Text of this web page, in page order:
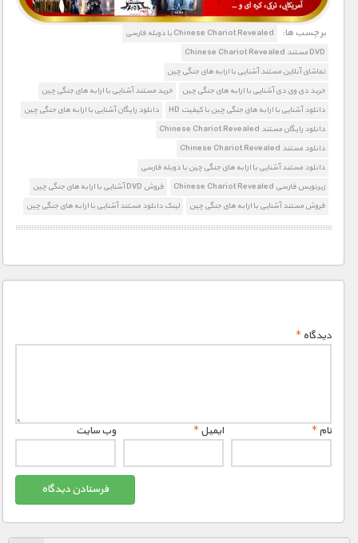
برچسب ها:
Chinese Chariot Revealed با دوبله فارسی
DVD مستند Chinese Chariot Revealed
تماشای آنلاین مستند آشنایی با ارابه های جنگی چین
خرید دی وی دی آشنایی با ارابه های جنگی چین
خرید مستند آشنایی با ارابه های جنگی چین
دانلود آشنایی با ارابه های جنگی چین با کیفیت HD
دانلود رایگان آشنایی با ارابه های جنگی چین
دانلود رایگان مستند Chinese Chariot Revealed
دانلود مستند Chinese Chariot Revealed
دانلود مستند آشنایی با ارابه های جنگی چین با دوبله فارسی
زیرنویس فارسی Chinese Chariot Revealed
فروش DVD آشنایی با ارابه های جنگی چین
فروش مستند آشنایی با ارابه های جنگی چین
لینک دانلود مستند آشنایی با ارابه های جنگی چین
دیدگاه*
نام* ایمیل* وب‌ سایت